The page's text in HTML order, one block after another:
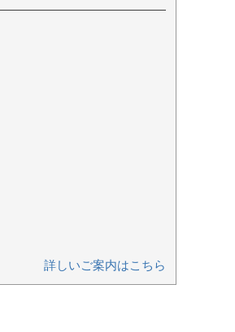
詳しいご案内はこちら